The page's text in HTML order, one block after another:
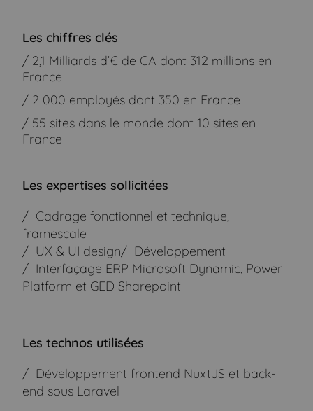
Les chiffres clés
/ 2,1 Milliards d’€ de CA dont 312 millions en
France
/ 2 000 employés dont 350 en France
/ 55 sites dans le monde dont 10 sites en
France
Les expertises sollicitées
Cadrage fonctionnel et technique,
framescale
UX & UI design
Développement
Interfaçage ERP Microsoft Dynamic, Power
Platform et GED Sharepoint
Les technos utilisées
Développement frontend NuxtJS et back-
end sous Laravel